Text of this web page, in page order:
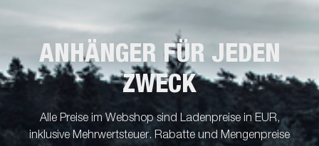
ANHÄNGER FÜR JEDEN
ZWECK
Alle Preise im Webshop sind Ladenpreise in EUR,
inklusive Mehrwertsteuer. Rabatte und Mengenpreise